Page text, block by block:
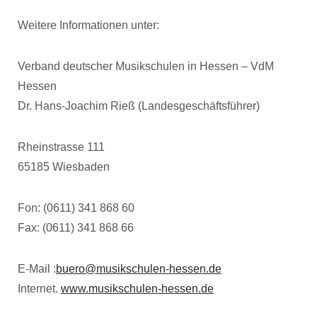
Weitere Informationen unter:
Verband deutscher Musikschulen in Hessen – VdM
Hessen
Dr. Hans-Joachim Rieß (Landesgeschäftsführer)
Rheinstrasse 111
65185 Wiesbaden
Fon: (0611) 341 868 60
Fax: (0611) 341 868 66
E-Mail :buero@musikschulen-hessen.de
Internet. www.musikschulen-hessen.de